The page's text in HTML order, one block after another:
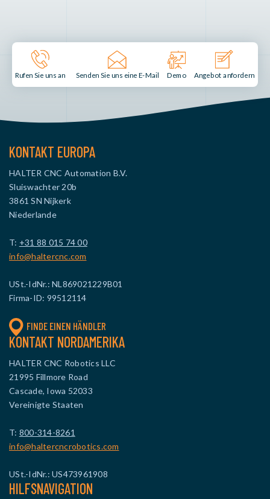
Rufen Sie uns an Senden Sie uns eine E-Mail Demo Angebot anfordern
KONTAKT EUROPA
HALTER CNC Automation B.V.
Sluiswachter 20b
3861 SN Nijkerk
Niederlande
T: +31 88 015 74 00
info@haltercnc.com
USt.-IdNr.: NL869021229B01
Firma-ID: 99512114
FINDE EINEN HÄNDLER
KONTAKT NORDAMERIKA
HALTER CNC Robotics LLC
21995 Fillmore Road
Cascade, Iowa 52033
Vereinigte Staaten
T: 800-314-8261
info@haltercncrobotics.com
USt.-IdNr.: US473961908
HILFSNAVIGATION